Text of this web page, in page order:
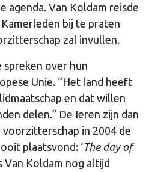
agenda. Van Koldam reisde
bij te praten
zal invullen.
spreken over hun
Unie. “Het land heeft
en dat willen
delen.” De Ieren zijn dan
in 2004 de
plaatsvond: ‘The day of
Van Koldam nog altijd